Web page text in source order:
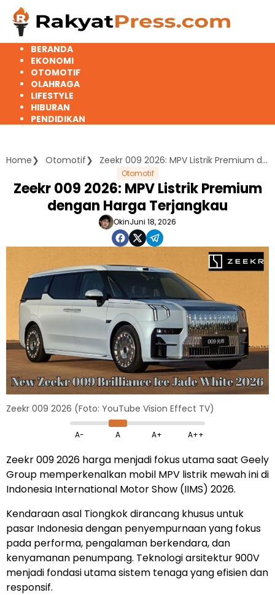
Langsung
konten
BERANDA
EKONOMI
OTOMOTIF
OLAHRAGA
LIFESTYLE
HIBURAN
PENDIDIKAN
Home Otomotif Zeekr 009 2026: MPV Listrik Premium dengan Harga Terjangkau
Otomotif
Zeekr 009 2026: MPV Listrik Premium
dengan Harga Terjangkau
OkinJuni 18, 2026
Zeekr 009 2026 (Foto: YouTube Vision Effect TV)
A- A A+ A++
Zeekr 009 2026 harga menjadi fokus utama saat Geely
Group memperkenalkan mobil MPV listrik mewah ini di
Indonesia International Motor Show (IIMS) 2026.
Kendaraan asal Tiongkok dirancang khusus untuk
pasar Indonesia dengan penyempurnaan yang fokus
pada performa, pengalaman berkendara, dan
kenyamanan penumpang. Teknologi arsitektur 900V
menjadi fondasi utama sistem tenaga yang efisien dan
responsif.